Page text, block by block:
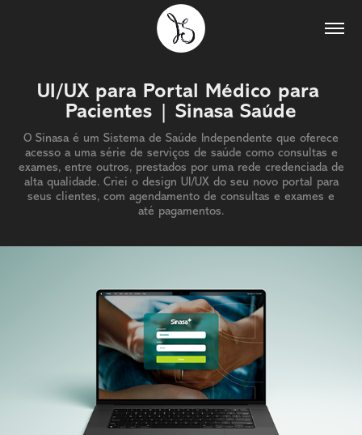
UI/UX para Portal Médico para
Pacientes | Sinasa Saúde
O Sinasa é um Sistema de Saúde Independente que oferece
acesso a uma série de serviços de saúde como consultas e
exames, entre outros, prestados por uma rede credenciada de
alta qualidade. Criei o design UI/UX do seu novo portal para
seus clientes, com agendamento de consultas e exames e
até pagamentos.